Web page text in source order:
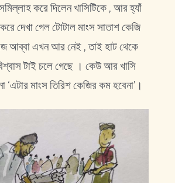
করে দিলেন খাসিটিকে , আর হ্যাঁ
দেখা গেল টোটাল মাংস সাতাশ কেজি
আব্বা এখন আর নেই , তাই হাট থেকে
টাই চলে গেছে । কেউ আর খাসি
‘এটার মাংস তিরিশ কেজির কম হবেনা’।